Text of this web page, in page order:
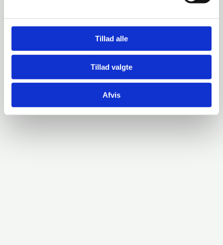
Tillad alle
Tillad valgte
Afvis